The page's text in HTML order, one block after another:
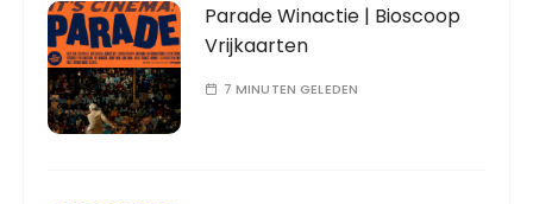
Parade Winactie | Bioscoop
Vrijkaarten
7 MINUTEN GELEDEN